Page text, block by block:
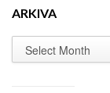
ARKIVA